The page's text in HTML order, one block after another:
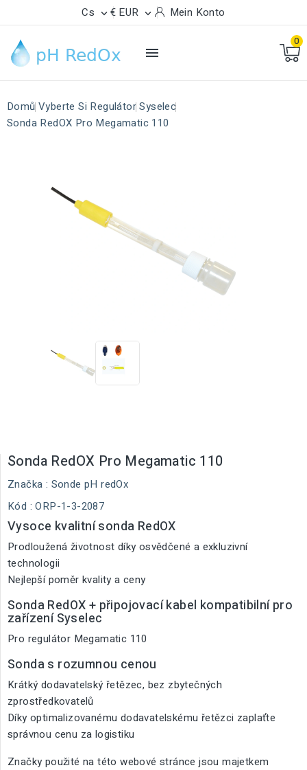
Cs  € EUR  Mein Konto

0
Domů Vyberte Si Regulátor Syselec
Sonda RedOX Pro Megamatic 110
Sonda RedOX Pro Megamatic 110
Značka : Sonde pH redOx
Kód : ORP-1-3-2087
Vysoce kvalitní sonda RedOX
Prodloužená životnost díky osvědčené a exkluzivní
technologii
Nejlepší poměr kvality a ceny
Sonda RedOX + připojovací kabel kompatibilní pro
zařízení Syselec
Pro regulátor Megamatic 110
Sonda s rozumnou cenou
Krátký dodavatelský řetězec, bez zbytečných
zprostředkovatelů
Díky optimalizovanému dodavatelskému řetězci zaplaťte
správnou cenu za logistiku
Značky použité na této webové stránce jsou majetkem